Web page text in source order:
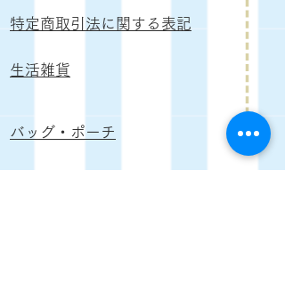
特定商取引法に関する表記
生活雑貨
バッグ・ポーチ